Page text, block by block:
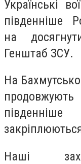
Українські
південніше
на
Генштаб ЗСУ.
На
Наші